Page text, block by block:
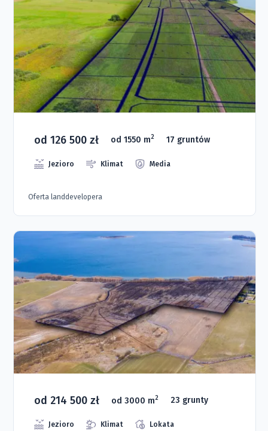
od 126 500 zł od 1550 m2 17 gruntów
Jezioro Klimat Media
Oferta landdevelopera
od 214 500 zł od 3000 m2 23 grunty
Jezioro Klimat Lokata